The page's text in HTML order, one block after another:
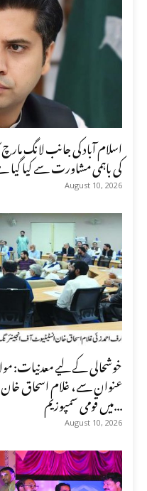
اسلام آباد کی جانب لانگ
کی باہمی مشاورت سے کیا
August 10, 2026
خوشحالی کے لیے معدنیات:
عنوان سے، غلام اسحاق خان
میں قومی سمپوزیم...
August 10, 2026